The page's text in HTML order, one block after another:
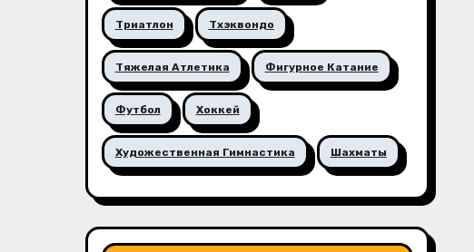
Триатлон Тхэквондо
Тяжелая Атлетика Фигурное Катание
Футбол Хоккей
Художественная Гимнастика Шахматы